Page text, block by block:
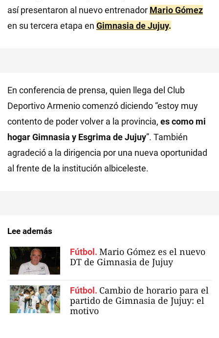
así presentaron al nuevo entrenador Mario Gómez
en su tercera etapa en Gimnasia de Jujuy.
En conferencia de prensa, quien llega del Club
Deportivo Armenio comenzó diciendo “estoy muy
contento de poder volver a la provincia, es como mi
hogar Gimnasia y Esgrima de Jujuy”. También
agradeció a la dirigencia por una nueva oportunidad
al frente de la institución albiceleste.
Lee además
Fútbol. Mario Gómez es el nuevo
DT de Gimnasia de Jujuy
Fútbol. Cambio de horario para el
partido de Gimnasia de Jujuy: el
motivo